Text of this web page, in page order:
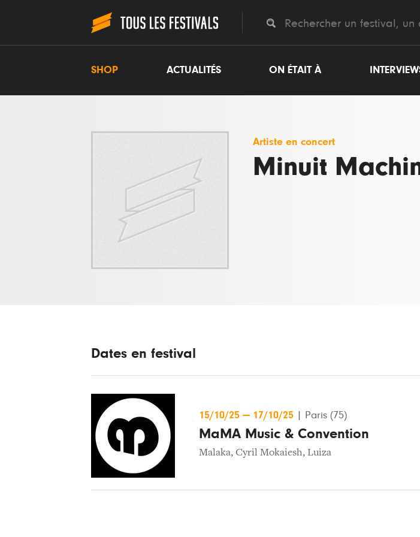
SHOP ACTUALITÉS ON ÉTAIT À
Artiste en concert
Minuit
Dates en festival
15/10/25 — 17/10/25 Paris (75)
MaMA Music & Convention
Malaka, Cyril Mokaiesh, Luiza